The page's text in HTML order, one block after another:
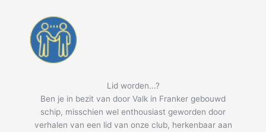
Lid worden...?
Ben je in bezit van door Valk in Franker gebouwd
schip, misschien wel enthousiast geworden door
verhalen van een lid van onze club, herkenbaar aan